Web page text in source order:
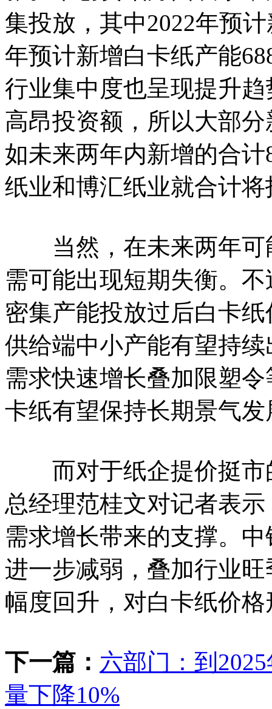
集投放，其中2022年预
年预计新增白卡纸产能
行业集中度也呈现提升
高昂投资额，所以大部
如未来两年内新增的合
纸业和博汇纸业就合计
当然，在未来两年可
需可能出现短期失衡。
密集产能投放过后白卡
供给端中小产能有望持
需求快速增长叠加限塑
卡纸有望保持长期景气发
而对于纸企提价挺市
总经理范桂文对记者表
需求增长带来的支撑。
进一步减弱，叠加行业
幅度回升，对白卡纸价
下一篇： 六部门：到
量下降10%